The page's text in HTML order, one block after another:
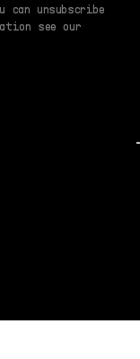
can unsubscribe
see our